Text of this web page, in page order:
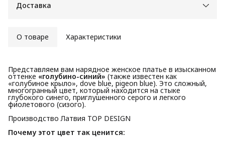
Доставка
О товаре Характеристики
Представляем вам нарядное женское платье в изысканном
оттенке «голубино-синий» (также известен как
«голубиное крыло», dove blue, pigeon blue). Это сложный,
многогранный цвет, который находится на стыке
глубокого синего, приглушенного серого и легкого
фиолетового (сизого).
Производство Латвия TOP DESIGN
Почему этот цвет так ценится: